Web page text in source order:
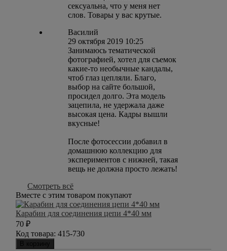
сексуальна, что у меня нет
слов. Товары у вас крутые.
Василий
29 октября 2019 10:25
Занимаюсь тематической
фотографией, хотел для съемок
какие-то необычные кандалы,
чтоб глаз цепляли. Благо,
выбор на сайте большой,
просидел долго. Эта модель
зацепила, не удержала даже
высокая цена. Кадры вышли
вкусные!
После фотосессии добавил в
домашнюю коллекцию для
экспериментов с нижней, такая
вещь не должна просто лежать!
Смотреть всё
Вместе с этим товаром покупают
Карабин для соединения цепи 4*40 мм
70 ₽
Код товара: 415-730
В корзину